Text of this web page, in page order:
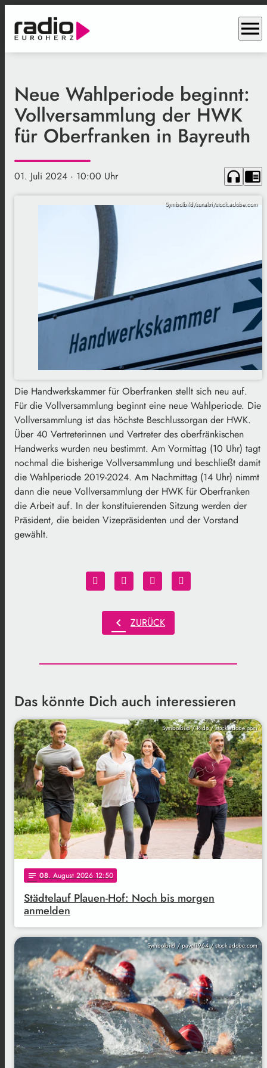
menu
Neue Wahlperiode beginnt:
Vollversammlung der HWK
für Oberfranken in Bayreuth
01. Juli 2024 · 10:00 Uhr headphones chrome_reader_mode
Symbolbild/sunakri/stock.adobe.com
Die Handwerkskammer für Oberfranken stellt sich neu auf.
Für die Vollversammlung beginnt eine neue Wahlperiode. Die
Vollversammlung ist das höchste Beschlussorgan der HWK.
Über 40 Vertreterinnen und Vertreter des oberfränkischen
Handwerks wurden neu bestimmt. Am Vormittag (10 Uhr) tagt
nochmal die bisherige Vollversammlung und beschließt damit
die Wahlperiode 2019-2024. Am Nachmittag (14 Uhr) nimmt
dann die neue Vollversammlung der HWK für Oberfranken
die Arbeit auf. In der konstituierenden Sitzung werden der
Präsident, die beiden Vizepräsidenten und der Vorstand
gewählt.
chevron_left ZURÜCK
Das könnte Dich auch interessieren
Symbolbild / Rido / stock.adobe.com
notes 08. August 2026 12:50
Städtelauf Plauen-Hof: Noch bis morgen
anmelden
Symbolbild / pavel1964 / stock.adobe.com